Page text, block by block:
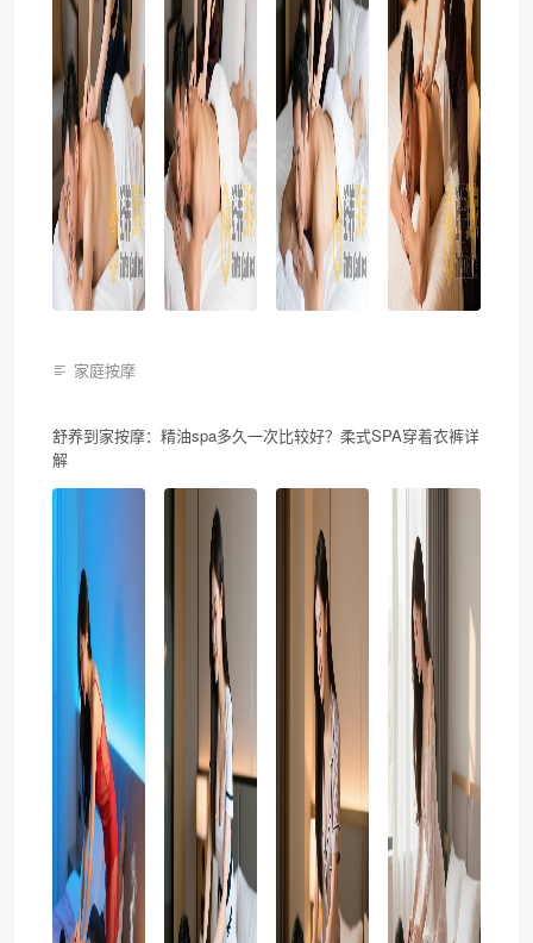
家庭按摩
舒养到家按摩：精油spa多久一次比较好？柔式SPA穿着衣裤详
解